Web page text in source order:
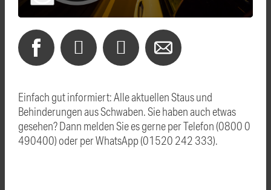
Einfach gut informiert: Alle aktuellen Staus und
Behinderungen aus Schwaben. Sie haben auch etwas
gesehen? Dann melden Sie es gerne per Telefon (0800 0
490400) oder per WhatsApp (01520 242 333).